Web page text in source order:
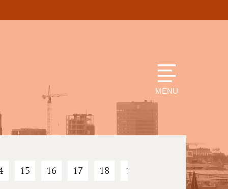
MENU
15 16 17 18 19 21 22